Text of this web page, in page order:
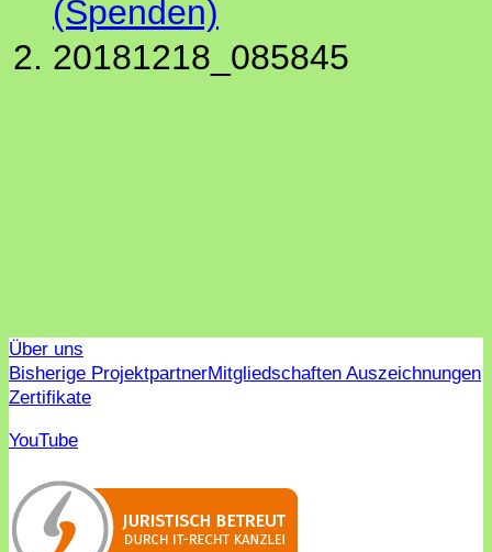
(Spenden)
20181218_085845
Über uns
Bisherige ProjektpartnerMitgliedschaften Auszeichnungen
Zertifikate
YouTube